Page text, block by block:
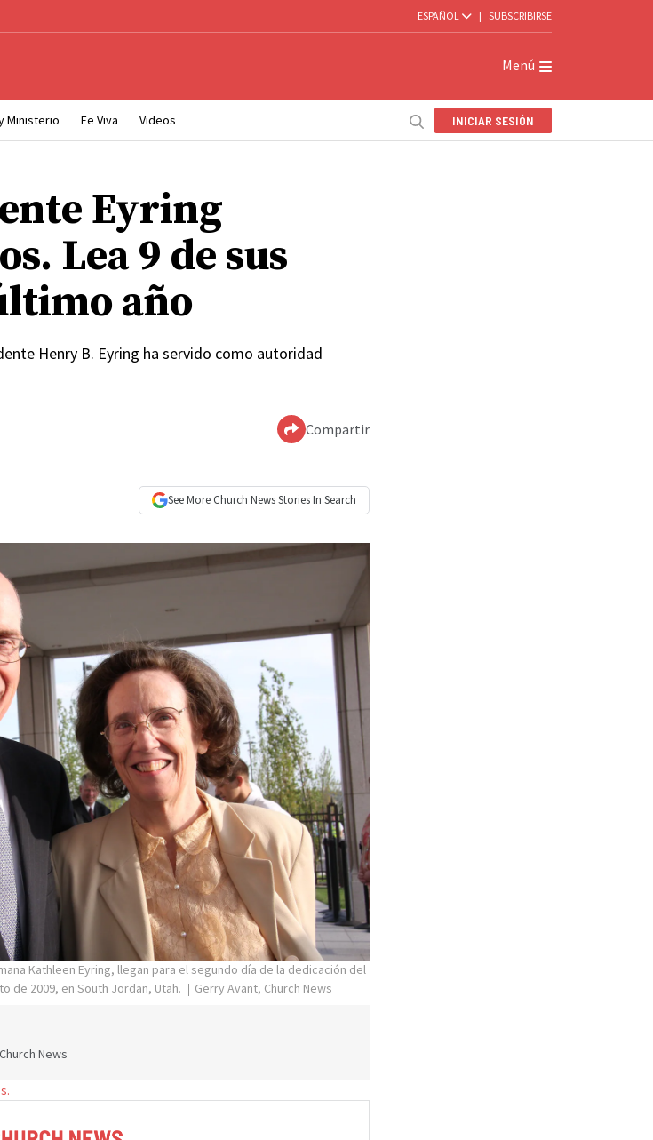
ESPAÑOL | SUBSCRIBIRSE
Menú
Ministerio Fe Viva Videos INICIAR SESIÓN
Eyring
Lea 9 de sus
año
Henry B. Eyring ha servido como autoridad
Compartir
See More Church NewsStories In Search
Kathleen Eyring, llegan para el segundo día de la dedicación del
de 2009, en South Jordan, Utah.
Gerry Avant, Church News
News